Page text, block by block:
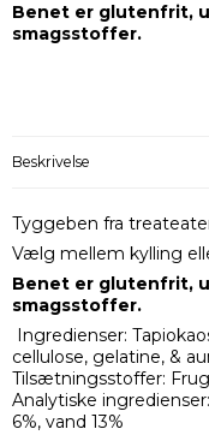
Benet er glutenfrit,
smagsstoffer.
Beskrivelse
Tyggeben fra
Vælg mellem kylling
Benet er glutenfrit,
smagsstoffer.
Ingredienser:
cellulose, gelatine, &
Tilsætningsstoffer:
Analytiske
6%, vand 13%